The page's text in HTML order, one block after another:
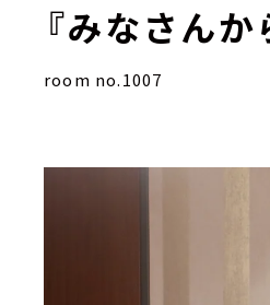
『みなさんか
room no.1007